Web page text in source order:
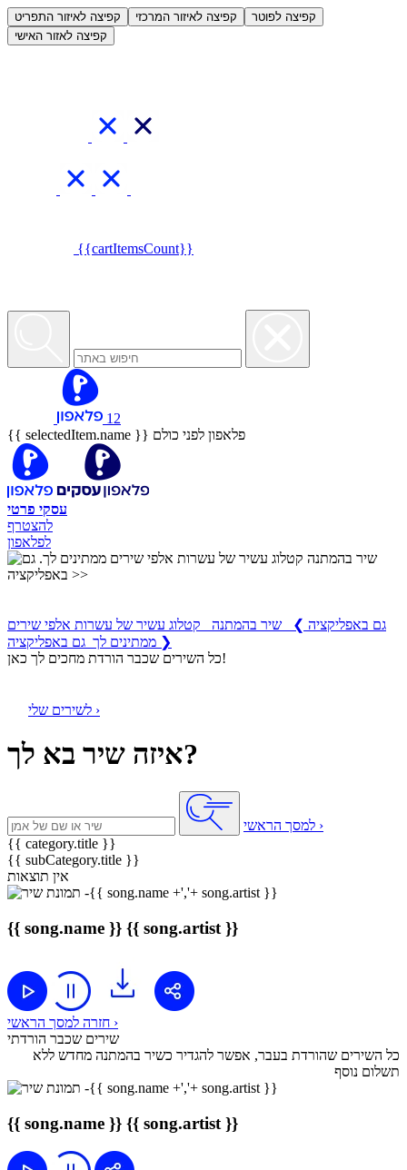
קפיצה לאיזור התפריט קפיצה לאיזור המרכזי
קפיצה לפוטר
קפיצה לאזור האישי
{{cartItemsCount}}
12
{{ selectedItem.name }} פלאפון לפני כולם
עסקי פרטי
להצטרף
לפלאפון
גם באפליקציה ❯
שיר בהמתנה קטלוג עשיר של עשרות אלפי שירים
ממתינים לך גם באפליקציה ❯
כל השירים שכבר הורדת מחכים לך כאן!
לשירים שלי ›
איזה שיר בא לך?
למסך הראשי ›
{{ category.title }}
{{ subCategory.title }}
אין תוצאות
{{ song.name }} {{ song.artist }}
חזרה למסך הראשי ›
שירים שכבר הורדתי
כל השירים שהורדת בעבר, אפשר להגדיר כשיר בהמתנה מחדש ללא
תשלום נוסף
{{ song.name }} {{ song.artist }}